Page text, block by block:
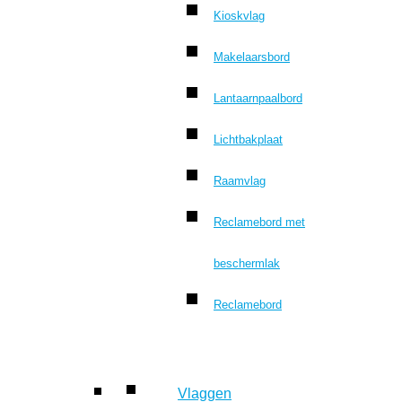
Kioskvlag
Makelaarsbord
Lantaarnpaalbord
Lichtbakplaat
Raamvlag
Reclamebord met
beschermlak
Reclamebord
Vlaggen